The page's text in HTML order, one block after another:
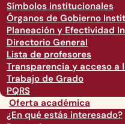
Símbolos institucionales
Órganos de Gobierno
Planeación y Efectividad
Directorio General
Lista de profesores
Transparencia y acceso a
Trabajo de Grado
PQRS
Oferta académica
¿En qué estás interesado?